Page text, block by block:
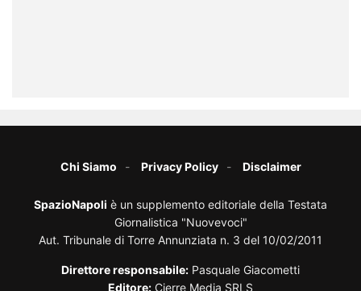
Chi Siamo Privacy Policy Disclaimer
SpazioNapoli è un supplemento editoriale della Testata
Giornalistica "Nuovevoci"
Aut. Tribunale di Torre Annunziata n. 3 del 10/02/2011
Direttore responsabile: Pasquale Giacometti
Editore: Cierre Media SRLS